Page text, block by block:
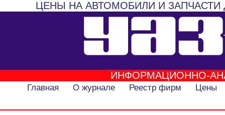
ЦЕНЫ НА АВТОМОБИЛИ И
ИНФОРМАЦИОННО-
Главная О журнале Реестр фирм Цены